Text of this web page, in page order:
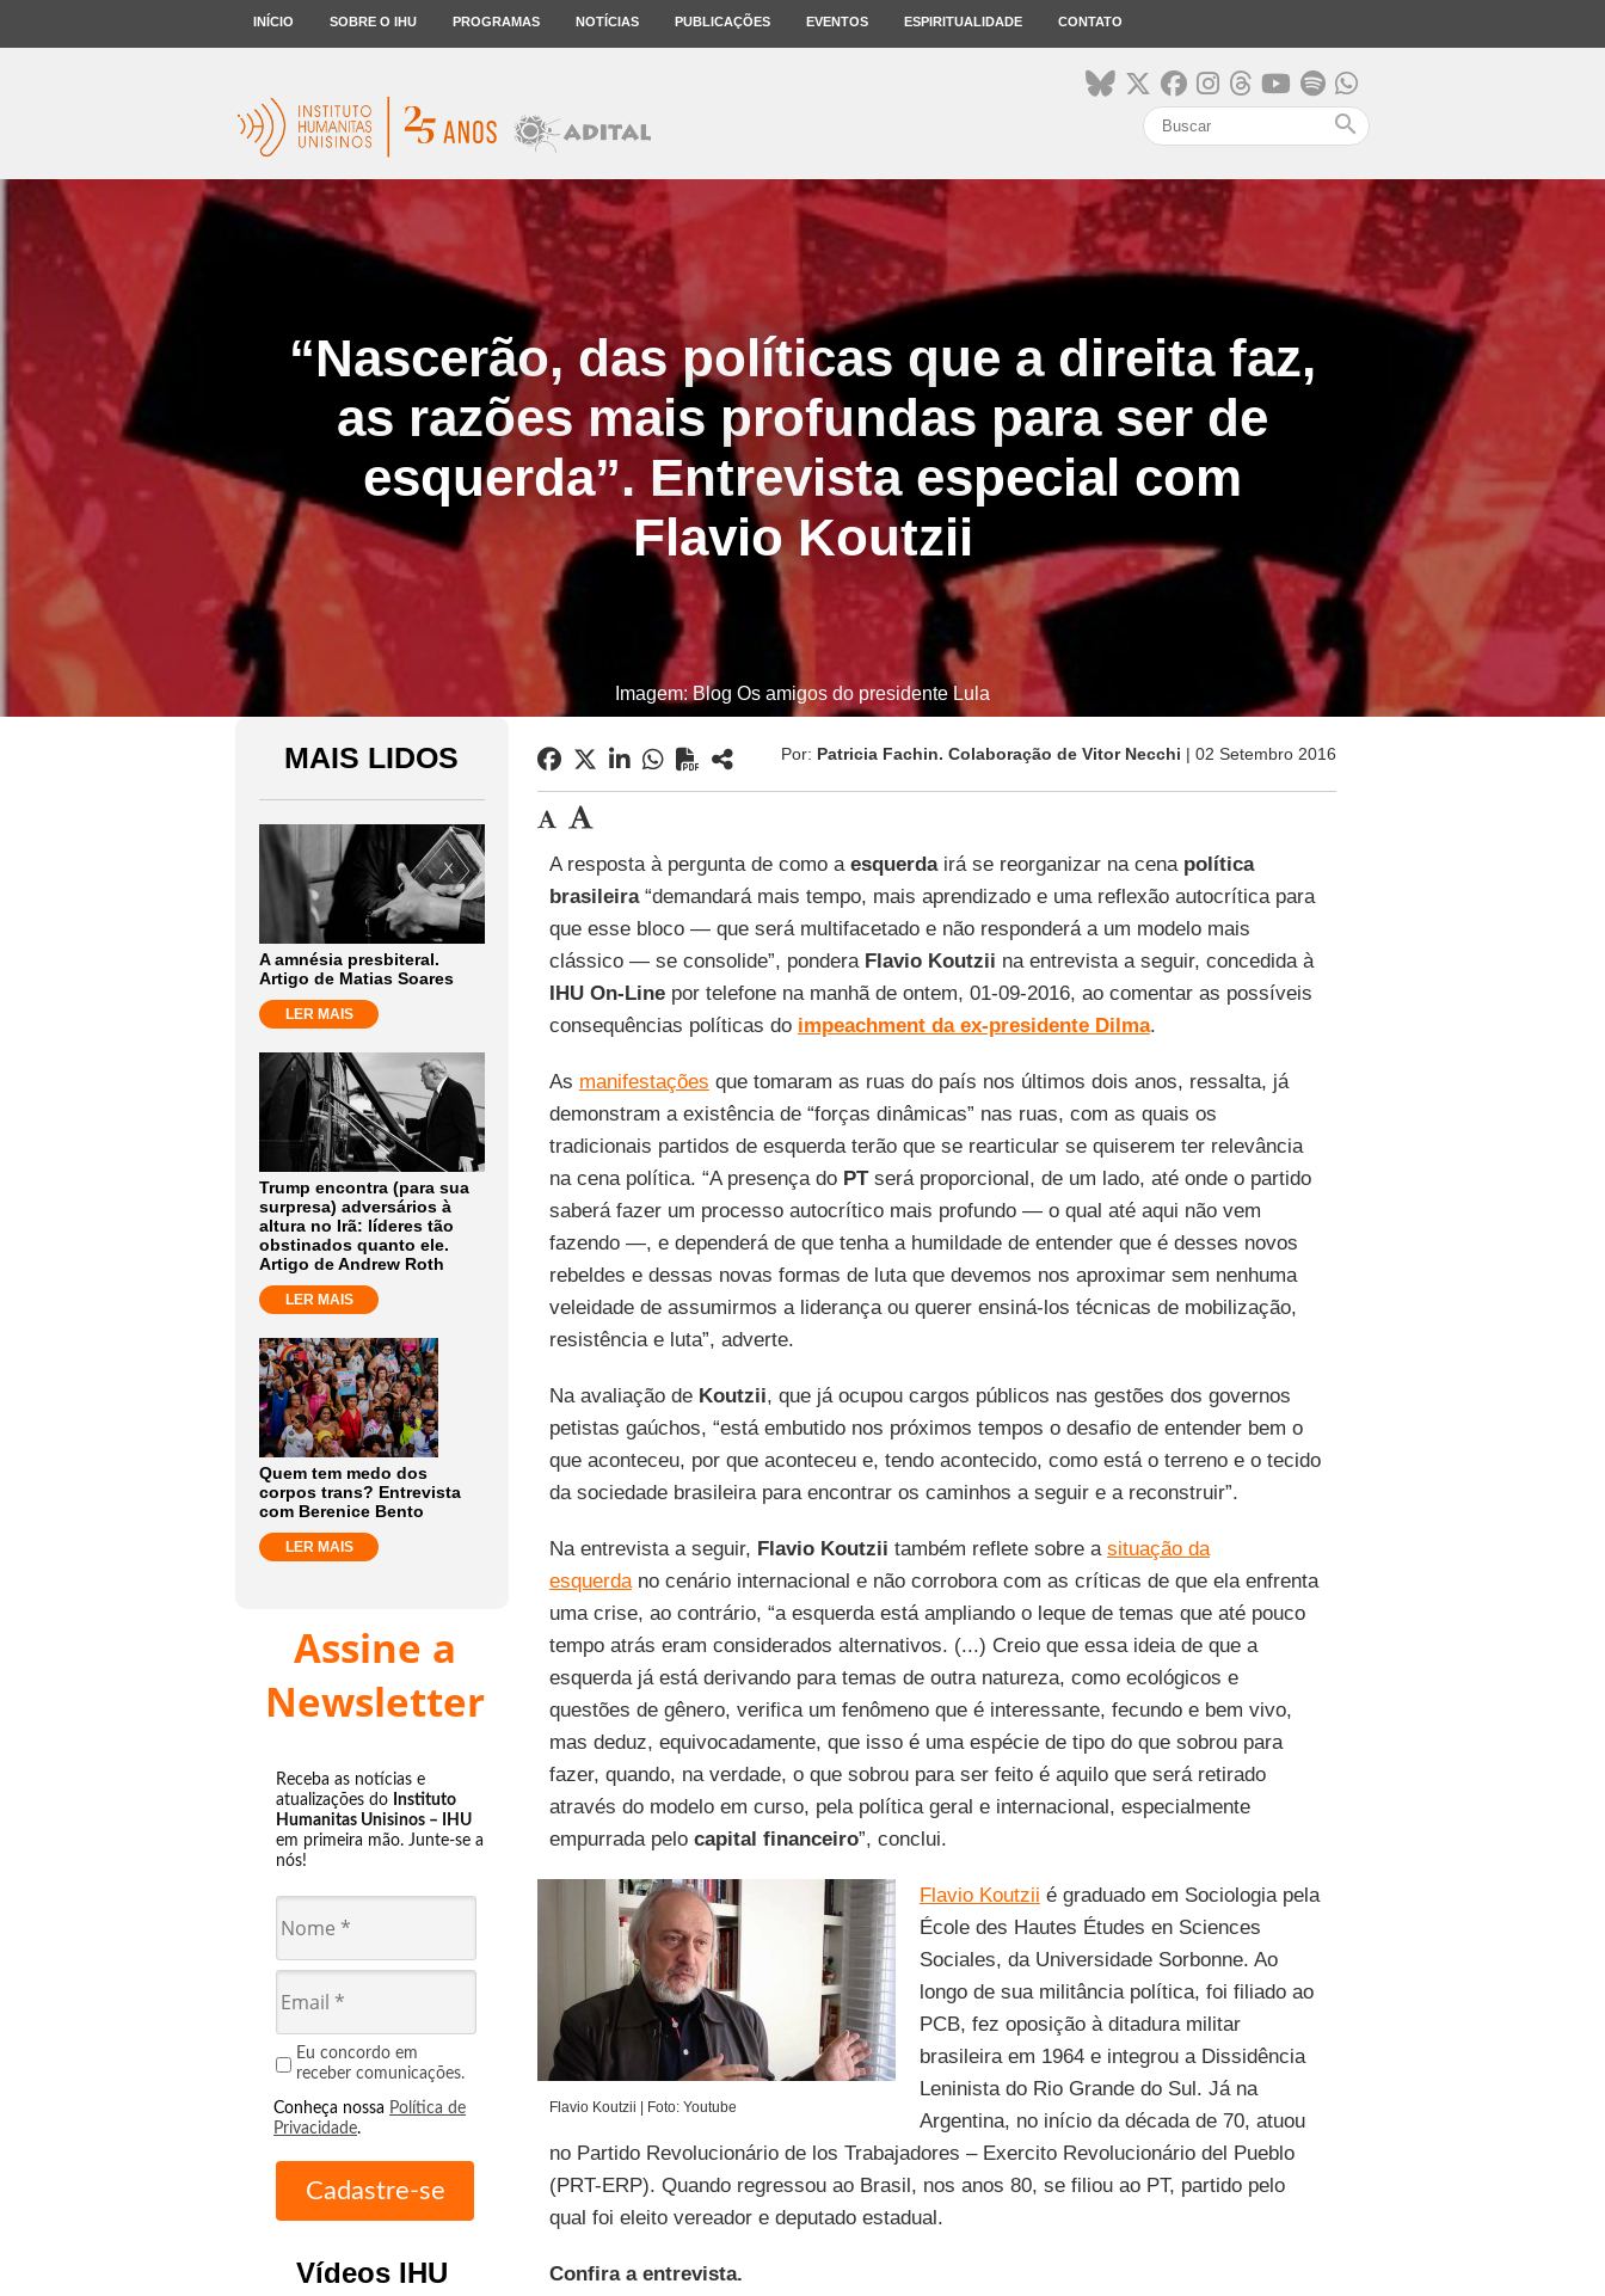
INÍCIO SOBRE O IHU PROGRAMAS NOTÍCIAS PUBLICAÇÕES EVENTOS ESPIRITUALIDADE CONTATO
search
“Nascerão, das políticas que a direita faz,
as razões mais profundas para ser de
esquerda”. Entrevista especial com
Flavio Koutzii
Imagem: Blog Os amigos do presidente Lula
MAIS LIDOS
A amnésia presbiteral.
Artigo de Matias Soares
LER MAIS
Trump encontra (para sua
surpresa) adversários à
altura no Irã: líderes tão
obstinados quanto ele.
Artigo de Andrew Roth
LER MAIS
Quem tem medo dos
corpos trans? Entrevista
com Berenice Bento
LER MAIS
Assine a
Newsletter
Receba as notícias e
atualizações do Instituto
Humanitas Unisinos – IHU
em primeira mão. Junte-se a
nós!
Eu concordo em
receber comunicações.
Conheça nossa Política de
Privacidade.
Vídeos IHU
Por: Patricia Fachin. Colaboração de Vitor Necchi | 02 Setembro 2016
A resposta à pergunta de como a esquerdairá se reorganizar na cena política
brasileira“demandará mais tempo, mais aprendizado e uma reflexão autocrítica para
que esse bloco — que será multifacetado e não responderá a um modelo mais
clássico — se consolide”, pondera Flavio Koutzii na entrevista a seguir, concedida à
IHU On-Linepor telefone na manhã de ontem, 01-09-2016, ao comentar as possíveis
consequências políticas do impeachment da ex-presidente Dilma.
As manifestações que tomaram as ruas do país nos últimos dois anos, ressalta, já
demonstram a existência de “forças dinâmicas” nas ruas, com as quais os
tradicionais partidos de esquerda terão que se rearticular se quiserem ter relevância
na cena política. “A presença do PTserá proporcional, de um lado, até onde o partido
saberá fazer um processo autocrítico mais profundo — o qual até aqui não vem
fazendo —, e dependerá de que tenha a humildade de entender que é desses novos
rebeldes e dessas novas formas de luta que devemos nos aproximar sem nenhuma
veleidade de assumirmos a liderança ou querer ensiná-los técnicas de mobilização,
resistência e luta”, adverte.
Na avaliação de Koutzii, que já ocupou cargos públicos nas gestões dos governos
petistas gaúchos, “está embutido nos próximos tempos o desafio de entender bem o
que aconteceu, por que aconteceu e, tendo acontecido, como está o terreno e o tecido
da sociedade brasileira para encontrar os caminhos a seguir e a reconstruir”.
Na entrevista a seguir, Flavio Koutzii também reflete sobre a situação da
esquerdano cenário internacional e não corrobora com as críticas de que ela enfrenta
uma crise, ao contrário, “a esquerda está ampliando o leque de temas que até pouco
tempo atrás eram considerados alternativos. (...) Creio que essa ideia de que a
esquerda já está derivando para temas de outra natureza, como ecológicos e
questões de gênero, verifica um fenômeno que é interessante, fecundo e bem vivo,
mas deduz, equivocadamente, que isso é uma espécie de tipo do que sobrou para
fazer, quando, na verdade, o que sobrou para ser feito é aquilo que será retirado
através do modelo em curso, pela política geral e internacional, especialmente
empurrada pelocapital financeiro”, conclui.
Flavio Koutzii | Foto: Youtube
Flavio Koutzii é graduado em Sociologia pela
École des Hautes Études en Sciences
Sociales, da Universidade Sorbonne. Ao
longo de sua militância política, foi filiado ao
PCB, fez oposição à ditadura militar
brasileira em 1964 e integrou a Dissidência
Leninista do Rio Grande do Sul. Já na
Argentina, no início da década de 70, atuou
no Partido Revolucionário de los Trabajadores – Exercito Revolucionário del Pueblo
(PRT-ERP). Quando regressou ao Brasil, nos anos 80, se filiou ao PT, partido pelo
qual foi eleito vereador e deputado estadual.
Confira a entrevista.